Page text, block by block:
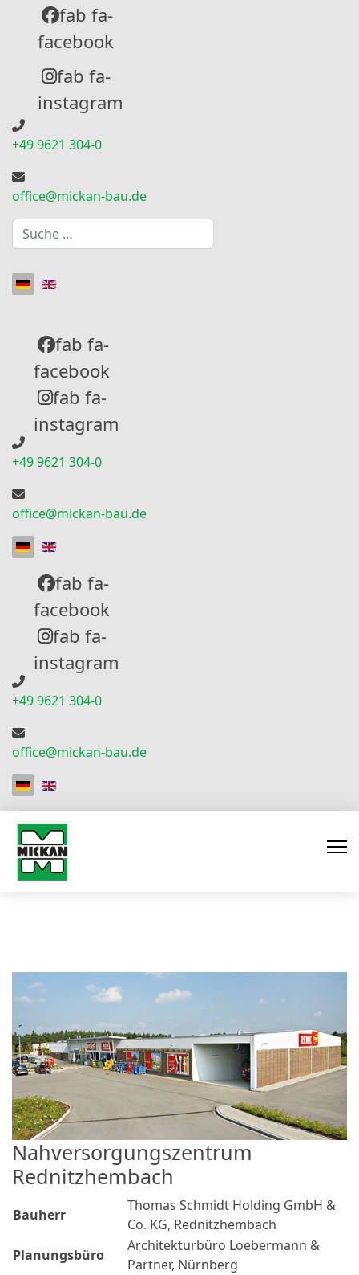
fab fa-
facebook
fab fa-
instagram
+49 9621 304-0
office@mickan-bau.de
Suchen
Sprache auswählen
fab fa-
facebook
fab fa-
instagram
+49 9621 304-0
office@mickan-bau.de
Sprache auswählen
fab fa-
facebook
fab fa-
instagram
+49 9621 304-0
office@mickan-bau.de
Sprache auswählen
Nahversorgungszentrum
Rednitzhembach
Bauherr
Thomas Schmidt Holding GmbH &
Co. KG, Rednitzhembach
Planungsbüro
Architekturbüro Loebermann &
Partner, Nürnberg